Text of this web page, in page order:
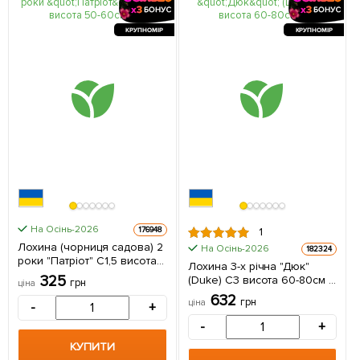
КРУПНОМІР
На Осінь-2026 176948
Лохина (чорниця садова) 2
роки "Патріот" С1,5 висота
50-60см 1 саджанець в
упаковці
ціна 325 грн
- +
КУПИТИ
КРУПНОМІР
1
На Осінь-2026 182324
Лохина 3-х річна "Дюк"
(Duke) С3 висота 60-80см 1
саджанець в упаковці
ціна 632 грн
- +